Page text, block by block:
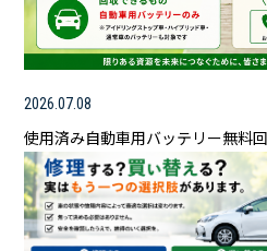
2026.07.08
使用済み自動車用バッテリー無料